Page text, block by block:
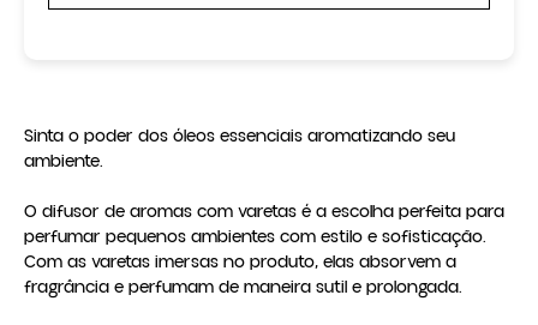
Sinta o poder dos óleos essenciais aromatizando seu
ambiente.
O difusor de aromas com varetas é a escolha perfeita para
perfumar pequenos ambientes com estilo e sofisticação.
Com as varetas imersas no produto, elas absorvem a
fragrância e perfumam de maneira sutil e prolongada.